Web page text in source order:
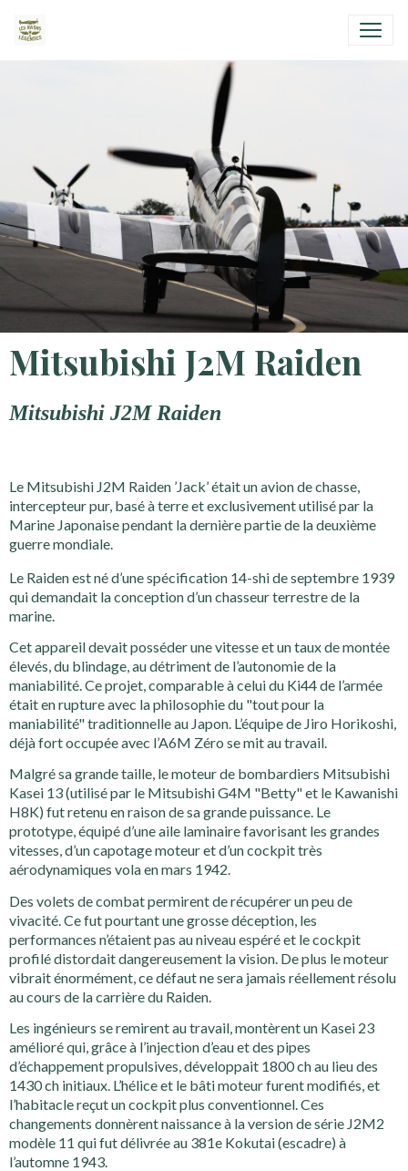
Mitsubishi J2M Raiden
Mitsubishi J2M Raiden
Le Mitsubishi J2M Raiden ’Jack’ était un avion de chasse,
intercepteur pur, basé à terre et exclusivement utilisé par la
Marine Japonaise pendant la dernière partie de la deuxième
guerre mondiale.
Le Raiden est né d’une spécification 14-shi de septembre 1939
qui demandait la conception d’un chasseur terrestre de la
marine.
Cet appareil devait posséder une vitesse et un taux de montée
élevés, du blindage, au détriment de l’autonomie de la
maniabilité. Ce projet, comparable à celui du Ki44 de l’armée
était en rupture avec la philosophie du "tout pour la
maniabilité" traditionnelle au Japon. L’équipe de Jiro Horikoshi,
déjà fort occupée avec l’A6M Zéro se mit au travail.
Malgré sa grande taille, le moteur de bombardiers Mitsubishi
Kasei 13 (utilisé par le Mitsubishi G4M "Betty" et le Kawanishi
H8K) fut retenu en raison de sa grande puissance. Le
prototype, équipé d’une aile laminaire favorisant les grandes
vitesses, d’un capotage moteur et d’un cockpit très
aérodynamiques vola en mars 1942.
Des volets de combat permirent de récupérer un peu de
vivacité. Ce fut pourtant une grosse déception, les
performances n’étaient pas au niveau espéré et le cockpit
profilé distordait dangereusement la vision. De plus le moteur
vibrait énormément, ce défaut ne sera jamais réellement résolu
au cours de la carrière du Raiden.
Les ingénieurs se remirent au travail, montèrent un Kasei 23
amélioré qui, grâce à l’injection d’eau et des pipes
d’échappement propulsives, développait 1800 ch au lieu des
1430 ch initiaux. L’hélice et le bâti moteur furent modifiés, et
l’habitacle reçut un cockpit plus conventionnel. Ces
changements donnèrent naissance à la version de série J2M2
modèle 11 qui fut délivrée au 381e Kokutai (escadre) à
l’automne 1943.